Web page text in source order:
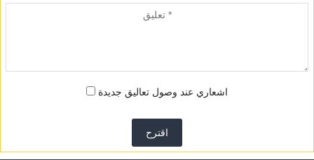
اشعاري عند وصول تعاليق جديدة
اقترح